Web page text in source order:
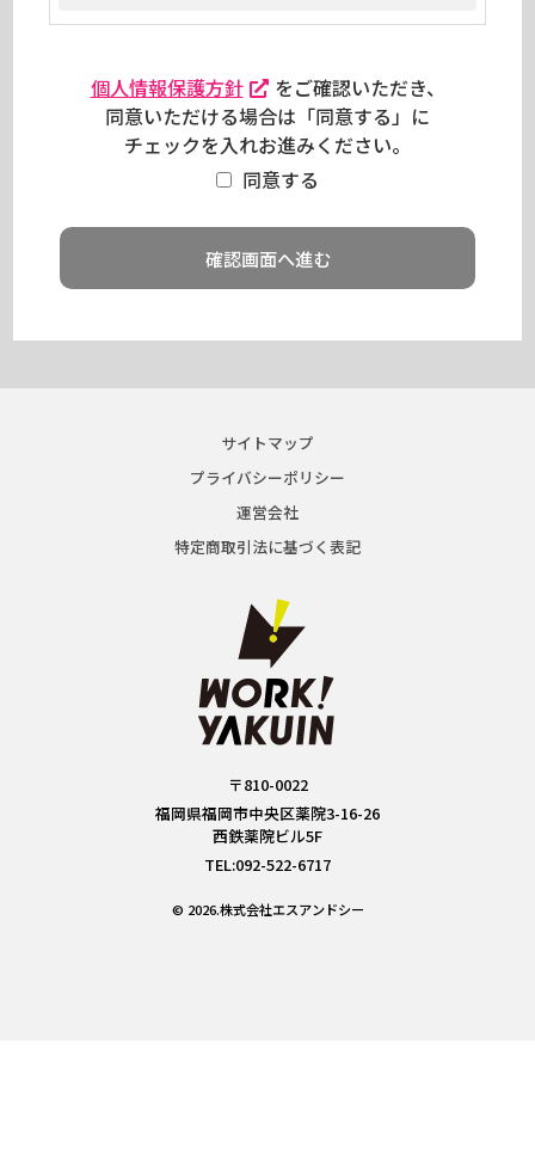
個人情報保護方針
をご確認いただき、
同意いただける場合は「同意する」に
チェックを入れお進みください。
同意する
サイトマップ
プライバシーポリシー
運営会社
特定商取引法に基づく表記
〒810-0022
福岡県福岡市中央区薬院3-16-26
西鉄薬院ビル5F
TEL:092-522-6717
© 2026.株式会社エスアンドシー